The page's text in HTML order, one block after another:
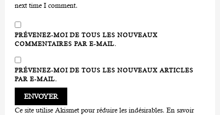
next time I comment.
PRÉVENEZ-MOI DE TOUS LES NOUVEAUX
COMMENTAIRES PAR E-MAIL.
PRÉVENEZ-MOI DE TOUS LES NOUVEAUX ARTICLES
PAR E-MAIL.
Ce site utilise Akismet pour réduire les indésirables. En savoir